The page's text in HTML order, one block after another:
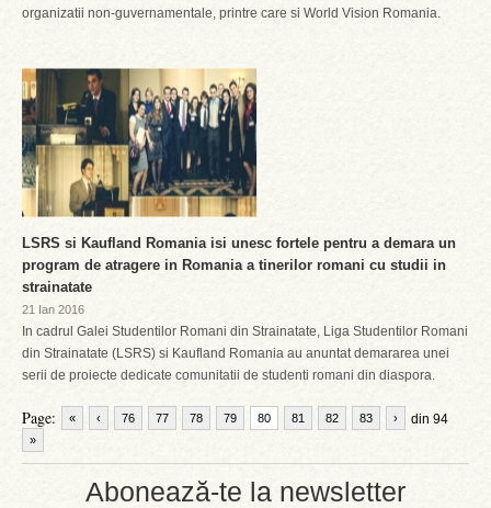
Abonează-te la newsletter
organizatii non-guvernamentale, printre care si World Vision Romania.
LSRS si Kaufland Romania isi unesc fortele pentru a demara un
program de atragere in Romania a tinerilor romani cu studii in
strainatate
21 Ian 2016
In cadrul Galei Studentilor Romani din Strainatate, Liga Studentilor Romani
din Strainatate (LSRS) si Kaufland Romania au anuntat demararea unei
serii de proiecte dedicate comunitatii de studenti romani din diaspora.
Page: « ‹ 76 77 78 79 80 81 82 83 din 94
›
»